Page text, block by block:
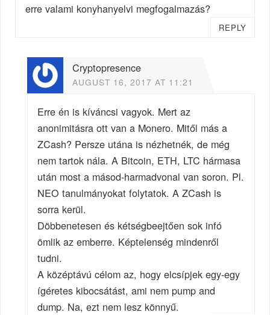
erre valami konyhanyelvi megfogalmazás?
REPLY
Cryptopresence
AUGUST 16, 2017 AT 11:21
Erre én is kíváncsi vagyok. Mert az
anonimitásra ott van a Monero. Mitől más a
ZCash? Persze utána is nézhetnék, de még
nem tartok nála. A Bitcoin, ETH, LTC hármasa
után most a másod-harmadvonal van soron. Pl.
NEO tanulmányokat folytatok. A ZCash is
sorra kerül.
Döbbenetesen és kétségbeejtően sok infó
ömlik az emberre. Képtelenség mindenről
tudni.
A középtávú célom az, hogy elcsípjek egy-egy
ígéretes kibocsátást, ami nem pump and
dump. Na, ezt nem lesz könnyű.